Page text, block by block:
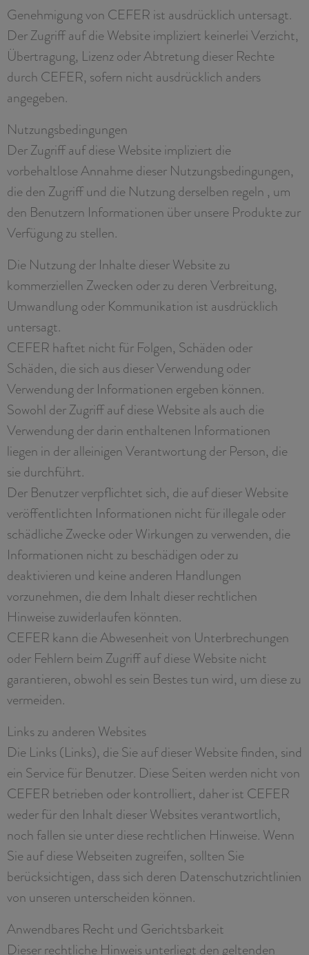
Genehmigung von CEFER ist ausdrücklich untersagt.
Der Zugriff auf die Website impliziert keinerlei Verzicht,
Übertragung, Lizenz oder Abtretung dieser Rechte
durch CEFER, sofern nicht ausdrücklich anders
angegeben.
Nutzungsbedingungen
Der Zugriff auf diese Website impliziert die
vorbehaltlose Annahme dieser Nutzungsbedingungen,
die den Zugriff und die Nutzung derselben regeln , um
den Benutzern Informationen über unsere Produkte zur
Verfügung zu stellen.
Die Nutzung der Inhalte dieser Website zu
kommerziellen Zwecken oder zu deren Verbreitung,
Umwandlung oder Kommunikation ist ausdrücklich
untersagt.
CEFER haftet nicht für Folgen, Schäden oder
Schäden, die sich aus dieser Verwendung oder
Verwendung der Informationen ergeben können.
Sowohl der Zugriff auf diese Website als auch die
Verwendung der darin enthaltenen Informationen
liegen in der alleinigen Verantwortung der Person, die
sie durchführt.
Der Benutzer verpflichtet sich, die auf dieser Website
veröffentlichten Informationen nicht für illegale oder
schädliche Zwecke oder Wirkungen zu verwenden, die
Informationen nicht zu beschädigen oder zu
deaktivieren und keine anderen Handlungen
vorzunehmen, die dem Inhalt dieser rechtlichen
Hinweise zuwiderlaufen könnten.
CEFER kann die Abwesenheit von Unterbrechungen
oder Fehlern beim Zugriff auf diese Website nicht
garantieren, obwohl es sein Bestes tun wird, um diese zu
vermeiden.
Links zu anderen Websites
Die Links (Links), die Sie auf dieser Website finden, sind
ein Service für Benutzer. Diese Seiten werden nicht von
CEFER betrieben oder kontrolliert, daher ist CEFER
weder für den Inhalt dieser Websites verantwortlich,
noch fallen sie unter diese rechtlichen Hinweise. Wenn
Sie auf diese Webseiten zugreifen, sollten Sie
berücksichtigen, dass sich deren Datenschutzrichtlinien
von unseren unterscheiden können.
Anwendbares Recht und Gerichtsbarkeit
Dieser rechtliche Hinweis unterliegt den geltenden